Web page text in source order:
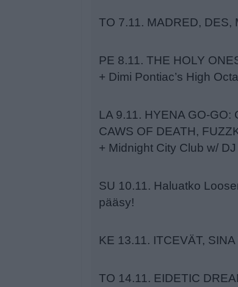
TO 7.11. MADRED, DES,
PE 8.11. THE HOLY
+ Dimi Pontiac’s High
LA 9.11. HYENA GO-GO:
CAWS OF DEATH,
+ Midnight City Club w/
SU 10.11. Haluatko
pääsy!
KE 13.11. ITCEVÄT,
TO 14.11. EIDETIC